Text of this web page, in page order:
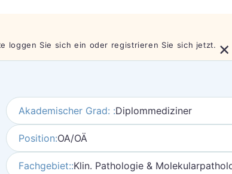
loggen Sie sich ein oder registrieren Sie sich jetzt. ×
Akademischer Grad: :Diplommediziner
Position:OA/OÄ
Fachgebiet::Klin. Pathologie &